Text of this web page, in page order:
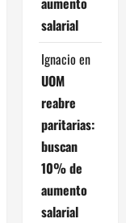
salarial
Ignacio en
UOM
reabre
paritarias:
buscan
10% de
aumento
salarial